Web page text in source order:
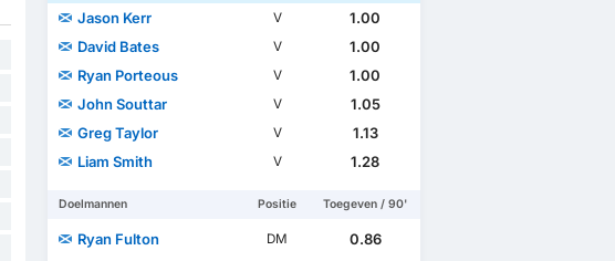
Jason Kerr
V
1.00
David Bates
V
1.00
Ryan Porteous
V
1.00
John Souttar
V
1.05
Greg Taylor
V
1.13
Liam Smith
V 1.28
Doelmannen Positie Toegeven / 90'
Ryan Fulton DM
0.86